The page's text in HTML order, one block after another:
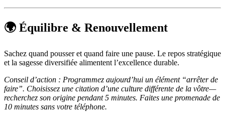
🌍 Équilibre & Renouvellement
Sachez quand pousser et quand faire une pause. Le repos stratégique
et la sagesse diversifiée alimentent l’excellence durable.
Conseil d’action : Programmez aujourd’hui un élément “arrêter de
faire”. Choisissez une citation d’une culture différente de la vôtre—
recherchez son origine pendant 5 minutes. Faites une promenade de
10 minutes sans votre téléphone.